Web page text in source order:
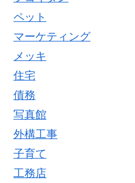
ペット
マーケティング
メッキ
住宅
債務
写真館
外構工事
子育て
工務店